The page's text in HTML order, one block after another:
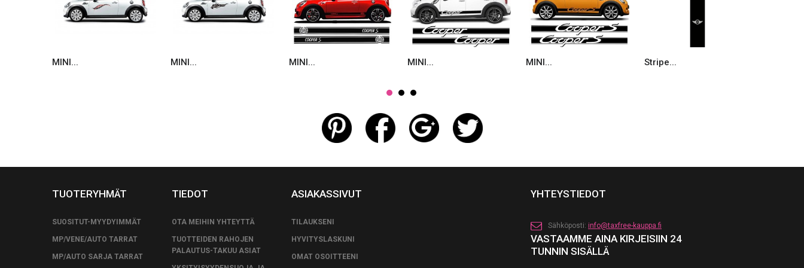
MINI... MINI... MINI... MINI... MINI... Stripe...
TUOTERYHMÄT
SUOSITUT-MYYDYIMMÄT
MP/VENE/AUTO TARRAT
MP/AUTO SARJA TARRAT
TIEDOT
OTA MEIHIN YHTEYTTÄ
TUOTTEIDEN RAHOJEN
PALAUTUS-TAKUU ASIAT
ASIAKASSIVUT
TILAUKSENI
HYVITYSLASKUNI
OMAT OSOITTEENI
YHTEYSTIEDOT
Sähköposti: info@taxfree-kauppa.fi
VASTAAMME AINA KIRJEISIIN 24
TUNNIN SISÄLLÄ